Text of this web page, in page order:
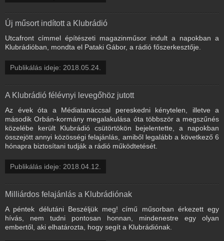
Új műsort indított a Klubrádió
Utcafront címmel építészeti magazinműsor indult a napokban a
Klubrádióban, mondta el Pataki Gábor, a rádió főszerkesztője.
Publikálás ideje: 2018.05.24.
A Klubrádió félévnyi levegőhöz jutott
Az évek óta a Médiatanáccsal pereskedni kénytelen, illetve a
második Orbán-kormány megalakulása óta többször a megszűnés
közelébe került Klubrádió csütörtökön bejelentette, a napokban
összejött annyi közösségi felajánlás, amiből legalább a következő 6
hónapra biztosítani tudják a rádió működtetését.
Publikálás ideje: 2018.04.12.
Milliárdos felajánlás a Klubrádiónak
A péntek délutáni Beszéljük meg! című műsorban érkezett egy
hívás, nem tudni pontosan honnan, mindenestre egy olyan
embertől, aki elhatározta, hogy segít a Klubrádiónak.